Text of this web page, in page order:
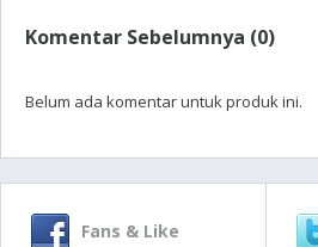
Komentar Sebelumnya (0)
Belum ada komentar untuk produk ini.
Fans & Like